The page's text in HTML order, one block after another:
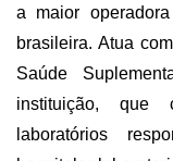
a maior
brasileira. Atua
Saúde
instituição, que
laboratórios